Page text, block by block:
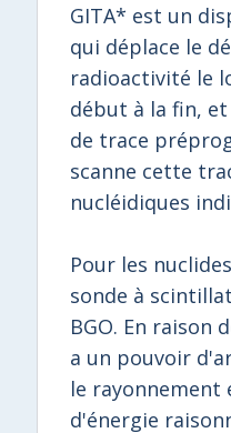
GITA* est un
qui déplace le
radioactivité le
début à la fin,
de trace
scanne cette
nucléidiques
Pour les
sonde à
BGO. En raison
a un pouvoir
le
d'énergie